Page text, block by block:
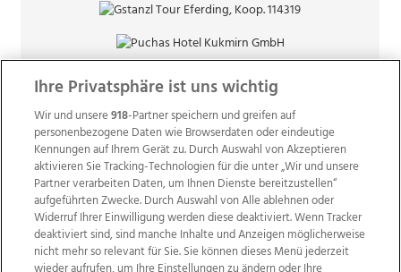
Ihre Privatsphäre ist uns wichtig
Wir und unsere918-Partner speichern und greifen auf
personenbezogene Daten wie Browserdaten oder eindeutige
Kennungen auf Ihrem Gerät zu. Durch Auswahl von Akzeptieren
aktivieren Sie Tracking-Technologien für die unter „Wir und unsere
Partner verarbeiten Daten, um Ihnen Dienste bereitzustellen“
aufgeführten Zwecke. Durch Auswahl von Alle ablehnen oder
Widerruf Ihrer Einwilligung werden diese deaktiviert. Wenn Tracker
deaktiviert sind, sind manche Inhalte und Anzeigen möglicherweise
nicht mehr so relevant für Sie. Sie können dieses Menü jederzeit